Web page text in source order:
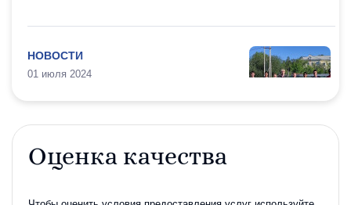
НОВОСТИ
01 июля 2024
НОВОСТИ
Оценка качества